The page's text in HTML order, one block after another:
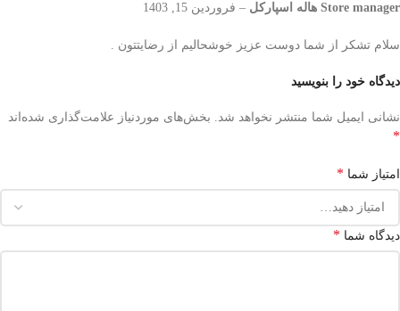
Store manager هاله اسپارکل – فروردین 15, 1403
سلام تشکر از شما دوست عزیز خوشحالیم از رضایتتون .
دیدگاه خود را بنویسید
نشانی ایمیل شما منتشر نخواهد شد. بخش‌های موردنیاز علامت‌گذاری شده‌اند
*
امتیاز شما *
دیدگاه شما *